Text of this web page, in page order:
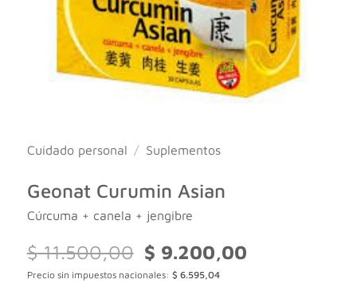
Cuidado personal / Suplementos
Geonat Curumin Asian
Cúrcuma + canela + jengibre
$11.500,00
El
precio
original
$ 9.200,00El
Precio sin impuestos nacionales: $ 6.595,04